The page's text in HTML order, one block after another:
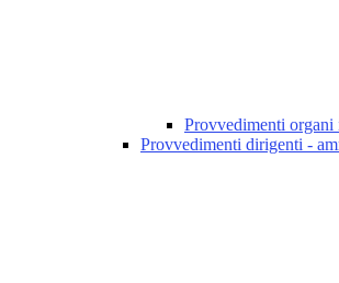
Provvedimenti
Provvedimenti dirigenti -